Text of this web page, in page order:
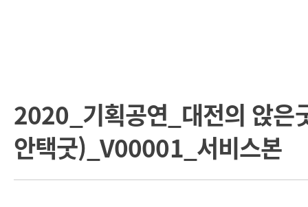
2020_기획공연_대전의 앉은
안택굿)_V00001_서비스본